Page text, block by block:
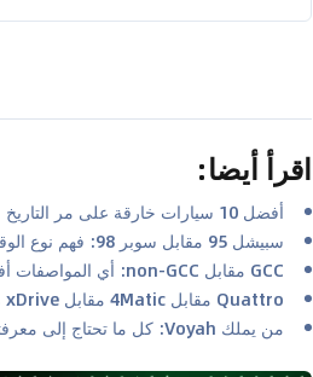
اقرأ أيضا:
أفضل 10 سيارات خارقة على مر التاريخ
سبيشل 95 مقابل سوبر 98: فهم نوع الوقود الذي تحتاجه سيارتك في الإمارات العربية المتحدة
GCC مقابل non-GCC: أي المواصفات أفضل؟
Quattro مقابل 4Matic مقابل xDrive مقابل 4Motion: أي نظام دفع رباعي هو الأفضل للصحراء؟
من يملك Voyah: كل ما تحتاج إلى معرفته عن Voyah